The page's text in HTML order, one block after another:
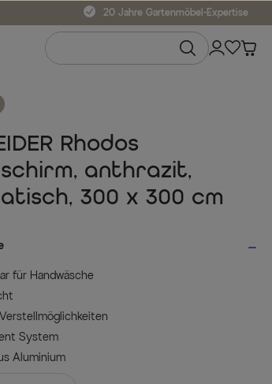
20 Jahre Gartenmöbel-Expertise
Rhodos
anthrazit,
300 x 300 cm
für Handwäsche
System
Aluminium